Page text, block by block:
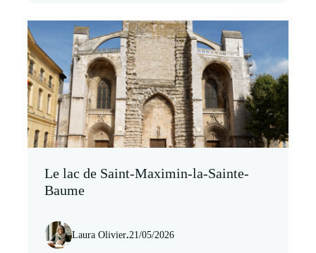
Le lac de Saint-Maximin-la-Sainte-
Baume
Laura Olivier.21/05/2026